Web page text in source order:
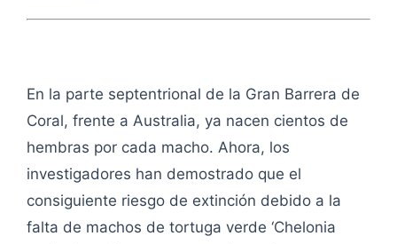
En la parte septentrional de la Gran Barrera de
Coral, frente a Australia, ya nacen cientos de
hembras por cada macho. Ahora, los
investigadores han demostrado que el
consiguiente riesgo de extinción debido a la
falta de machos de tortuga verde ‘Chelonia